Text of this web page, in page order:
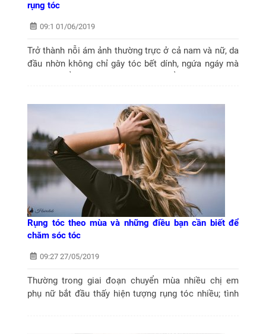
rụng tóc
09:1 01/06/2019
Trở thành nỗi ám ảnh thường trực ở cả nam và nữ, da
đầu nhờn không chỉ gây tóc bết dính, ngứa ngáy mà
Rụng tóc theo mùa và những điều bạn cần biết để
chăm sóc tóc
09:27 27/05/2019
Thường trong giai đoạn chuyển mùa nhiều chị em
phụ nữ bắt đầu thấy hiện tượng rụng tóc nhiều; tình